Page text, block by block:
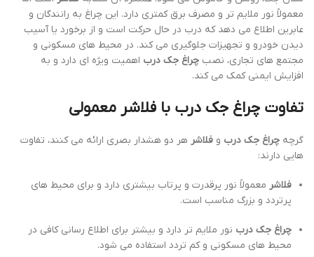
معمولاً نور ملایم تر و مصرف برق کمتری دارد. این چراغ به رانندگان و
عابرین اطلاع می دهد که درب در حال حرکت است و از برخورد یا آسیب
دیدن خودرو و تجهیزات جلوگیری می کند. در محیط های مسکونی و
مجتمع های تجاری، نصب چراغ جک درب اهمیت ویژه ای دارد و به
افزایش ایمنی کمک می کند.
تفاوت چراغ جک درب با فلاشر معمولی
گرچه چراغ جک درب و فلاشر هر دو هشدار بصری ارائه می کنند، تفاوت
هایی دارند:
فلاشر معمولاً نور پرقدرت و پرتاب بیشتری دارد و برای محیط های
پرتردد و بزرگ مناسب است.
چراغ جک درب نور ملایم تر دارد و بیشتر برای اطلاع رسانی کافی در
محیط های مسکونی و کم تردد استفاده می شود.